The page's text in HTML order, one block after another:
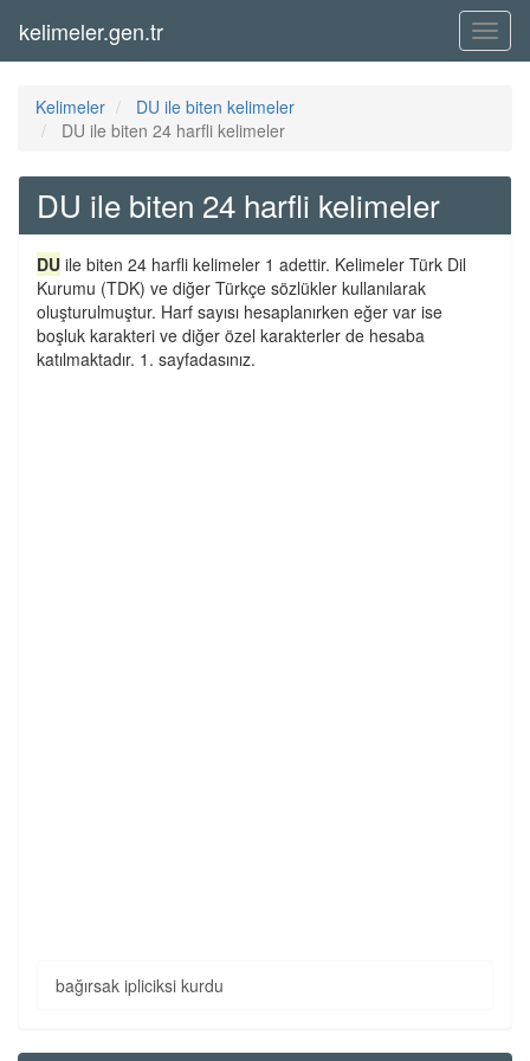
Menü
kelimeler.gen.tr
Kelimeler
DU ile biten kelimeler
DU ile biten 24 harfli kelimeler
DU ile biten 24 harfli kelimeler
DU ile biten 24 harfli kelimeler 1 adettir. Kelimeler Türk Dil
Kurumu (TDK) ve diğer Türkçe sözlükler kullanılarak
oluşturulmuştur. Harf sayısı hesaplanırken eğer var ise
boşluk karakteri ve diğer özel karakterler de hesaba
katılmaktadır. 1. sayfadasınız.
bağırsak ipliciksi kurdu